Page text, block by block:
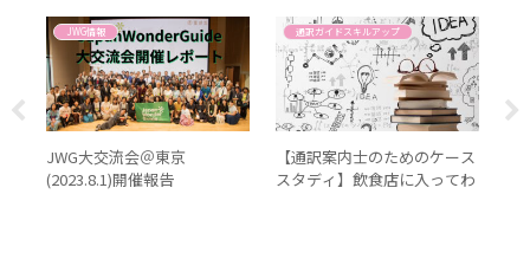
JWG情報
JWG大交流会＠東京
(2023.8.1)開催報告
通訳ガイドスキルアップ
【通訳案内士のためのケース
スタディ】飲食店に入ってわ